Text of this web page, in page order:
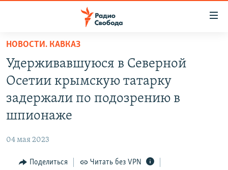
упрощенного
доступа
Вернуться
основному
содержанию
навигации
ПОДКАСТЫ
АВТОРСКИЕ ПРОЕКТЫ
IDEL.РЕАЛИИ
НОВОСТИ. КАВКАЗ
Удерживавшуюся в Северной
Осетии крымскую татарку
задержали по подозрению в
шпионаже
04 мая 2023
Поделиться Читать без VPN